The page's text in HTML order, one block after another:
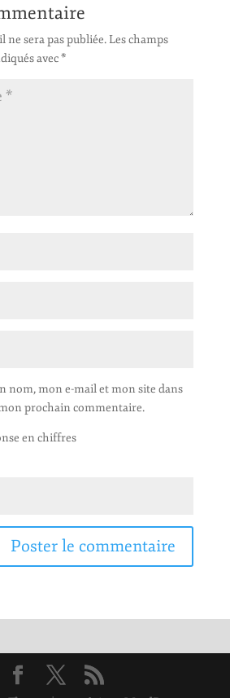
ne sera pas publiée.Les champs
avec*
nom, mon e-mail et mon site dans
prochain commentaire.
en chiffres